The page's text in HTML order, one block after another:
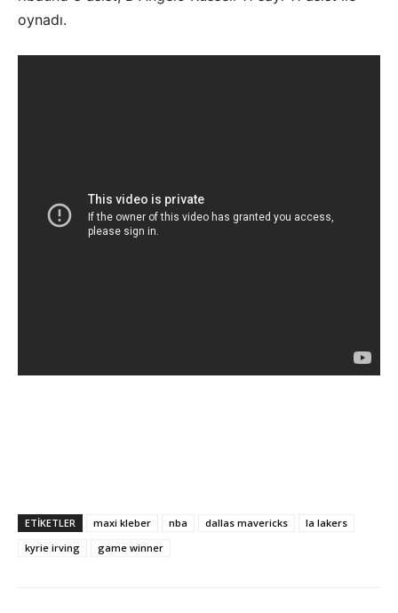
oynadı.
ETIKETLER maxi kleber nba dallas mavericks
la lakers
kyrie irving
game winner